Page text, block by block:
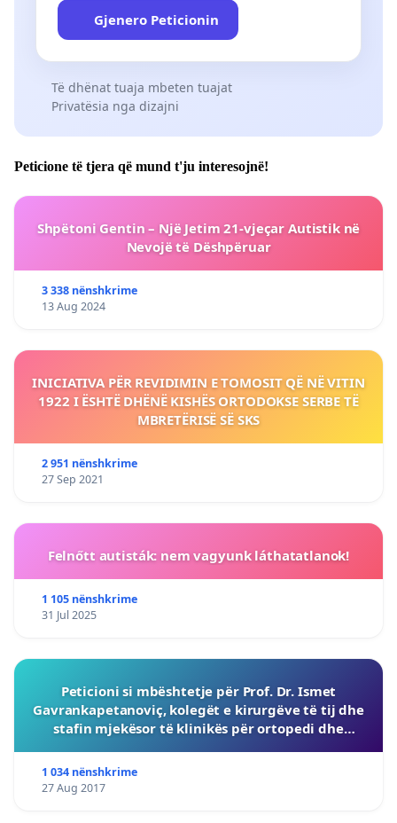
Gjenero Peticionin
Të dhënat tuaja mbeten tuajat
Privatësia nga dizajni
Peticione të tjera që mund t'ju interesojnë!
Shpëtoni Gentin – Një Jetim 21-vjeçar Autistik në
Nevojë të Dëshpëruar
3 338 nënshkrime
13 Aug 2024
INICIATIVA PËR REVIDIMIN E TOMOSIT QË NË VITIN
1922 I ËSHTË DHËNË KISHËS ORTODOKSE SERBE TË
MBRETËRISË SË SKS
2 951 nënshkrime
27 Sep 2021
Felnőtt autisták: nem vagyunk láthatatlanok!
1 105 nënshkrime
31 Jul 2025
Peticioni si mbështetje për Prof. Dr. Ismet
Gavrankapetanoviç, kolegët e kirurgëve të tij dhe
stafin mjekësor të klinikës për ortopedi dhe
1 034 nënshkrime
27 Aug 2017